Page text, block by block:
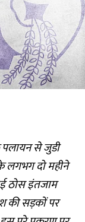
से जुडी
लगभग दो महीने
ठोस इंतजाम
की सड़कों पर